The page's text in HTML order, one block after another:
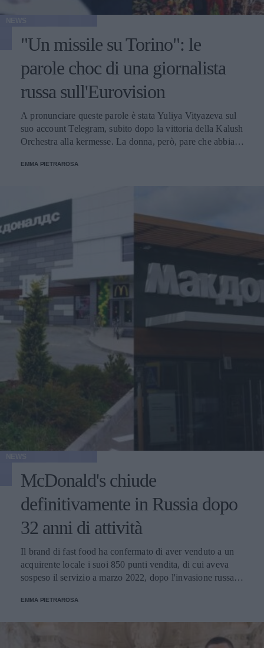
"Un missile su Torino": le
parole choc di una giornalista
russa sull'Eurovision
A pronunciare queste parole è stata Yuliya Vityazeva sul
suo account Telegram, subito dopo la vittoria della Kalush
Orchestra alla kermesse. La donna, però, pare che abbia
interpretata.
EMMA PIETRAROSA
McDonald's chiude
definitivamente in Russia dopo
32 anni di attività
Il brand di fast food ha confermato di aver venduto a un
acquirente locale i suoi 850 punti vendita, di cui aveva
sospeso il servizio a marzo 2022, dopo l'invasione russa
EMMA PIETRAROSA